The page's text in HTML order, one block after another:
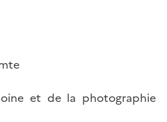
et de la photographie